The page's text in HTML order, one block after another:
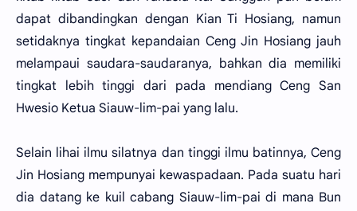
dapat dibandingkan dengan Kian Ti Hosiang, namun
setidaknya tingkat kepandaian Ceng Jin Hosiang jauh
melampaui saudara-saudaranya, bahkan dia memiliki
tingkat lebih tinggi dari pada mendiang Ceng San
Hwesio Ketua Siauw-lim-pai yang lalu.
Selain lihai ilmu silatnya dan tinggi ilmu batinnya, Ceng
Jin Hosiang mempunyai kewaspadaan. Pada suatu hari
dia datang ke kuil cabang Siauw-lim-pai di mana Bun